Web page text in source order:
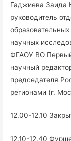
Гаджиева Заида
руководитель
научных
ФГАОУ ВО
научный
председателя
регионами (г.
12.00-12.10
12.10-12.40